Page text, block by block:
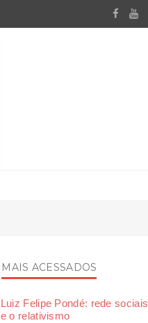
MAIS ACESSADOS
Luiz Felipe Pondé: rede sociais
e o relativismo